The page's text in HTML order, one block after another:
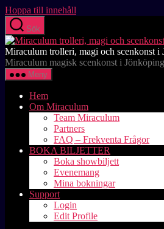
Hoppa till innehåll
Sök
Miraculum trolleri, magi och scenkonst i
Miraculum magisk scenkonst i
Meny
Hem
Om Miraculum
Team Miraculum
Partners
FAQ – Frekventa Frågor
BOKA BILJETTER
Boka showbiljett
Evenemang
Mina bokningar
Support
Login
Edit Profile